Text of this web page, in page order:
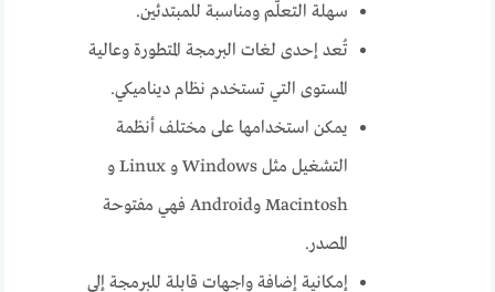
سهلة التعلُّم ومناسبة للمبتدئين.
تُعد إحدى لغات البرمجة المتطورة وعالية
المستوى التي تستخدم نظام ديناميكي.
يمكن استخدامها على مختلف أنظمة
التشغيل مثل Windows و Linux و
Macintosh وAndroid فهي مفتوحة
المصدر.
إمكانية إضافة واجهات قابلة للبرمجة إلى